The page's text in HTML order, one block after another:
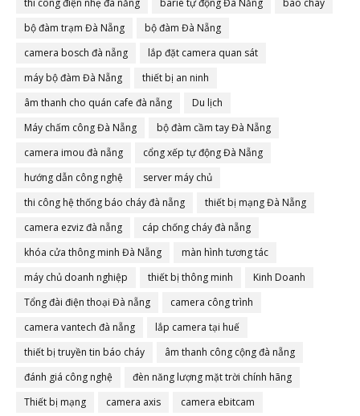
thi công điện nhẹ đà nẵng barie tự động Đà Nẵng
báo cháy
bộ đàm trạm Đà Nẵng
bộ đàm Đà Nẵng
camera bosch đà nẵng
lắp đặt camera quan sát
máy bộ đàm Đà Nẵng
thiết bị an ninh
âm thanh cho quán cafe đà nẵng
Du lịch
Máy chấm công Đà Nẵng
bộ đàm cầm tay Đà Nẵng
camera imou đà nẵng
cổng xếp tự động Đà Nẵng
hướng dẫn công nghệ
server máy chủ
thi công hệ thống báo cháy đà nẵng
thiết bị mạng Đà Nẵng
camera ezviz đà nẵng
cáp chống cháy đà nẵng
khóa cửa thông minh Đà Nẵng
màn hình tương tác
máy chủ doanh nghiệp
thiết bị thông minh
Kinh Doanh
Tổng đài điện thoại Đà nẵng
camera công trình
camera vantech đà nẵng
lắp camera tại huế
thiết bị truyền tin báo cháy
âm thanh công cộng đà nẵng
đánh giá công nghệ
đèn năng lượng mặt trời chính hãng
Thiết bị mạng
camera axis
camera ebitcam